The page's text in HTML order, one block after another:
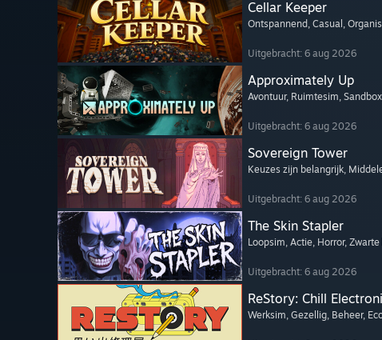
Cellar Keeper
Ontspannend, Casual ,
Uitgebracht: 6 aug 2026
Approximately Up
Avontuur, Ruimtesim, Sandbox
Uitgebracht: 6 aug 2026
Sovereign Tower
Keuzes zijn belangrijk,
Uitgebracht: 6 aug 2026
The Skin Stapler
Loopsim, Actie, Horror,
Uitgebracht: 6 aug 2026
ReStory: Chill
Werksim, Gezellig, Beheer,